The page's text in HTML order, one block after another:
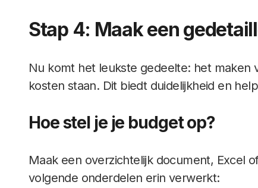
Stap 4: Maak een
Nu komt het leukste gedeelte: het maken
kosten staan. Dit biedt duidelijkheid en
Hoe stel je je budget op?
Maak een overzichtelijk document, Excel
volgende onderdelen erin verwerkt: